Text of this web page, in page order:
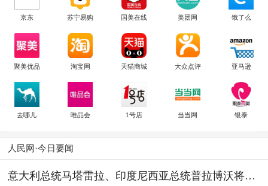
京东 苏宁易购 国美在线 美团网 饿了么
聚美优品 淘宝网 天猫商城 大众点评 亚马逊
去哪儿 唯品会 1号店 当当网 银泰
人民网·今日要闻
意大利总统马塔雷拉、印度尼西亚总统普拉博沃将访华